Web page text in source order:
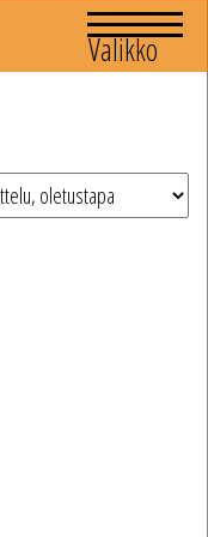
Valikko